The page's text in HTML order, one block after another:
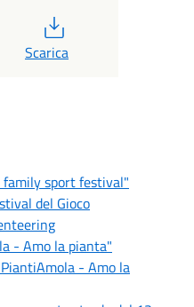
Scarica
family sport festival"
del Gioco
- Amo la pianta"
- Amo la